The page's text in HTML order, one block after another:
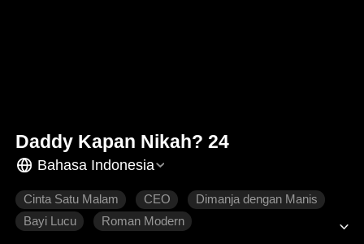
Daddy Kapan Nikah? 24
Bahasa Indonesia
Cinta Satu Malam CEO
Dimanja dengan Manis
Bayi Lucu
Roman Modern